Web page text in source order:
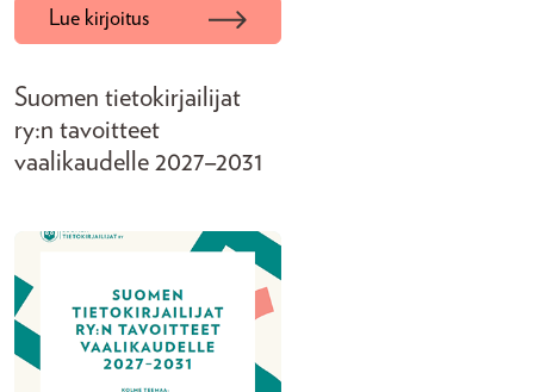
Lue kirjoitus
Suomen tietokirjailijat
ry:n tavoitteet
vaalikaudelle 2027–2031